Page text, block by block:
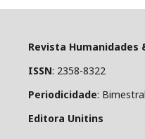
Revista Humanidades
ISSN: 2358-8322
Periodicidade:
Editora Unitins